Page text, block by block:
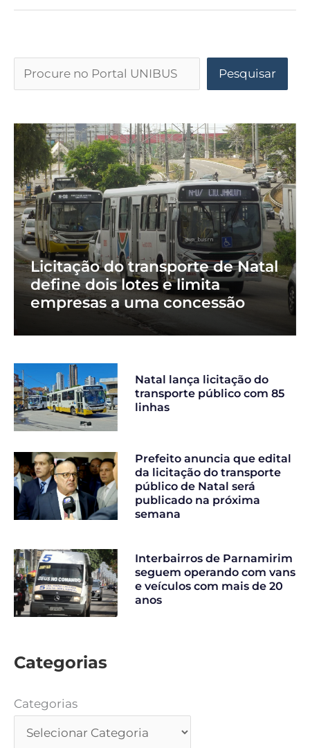
Pesquisar
Licitação do transporte de Natal
define dois lotes e limita
empresas a uma concessão
Natal lança licitação do
transporte público com 85
linhas
Prefeito anuncia que edital
da licitação do transporte
público de Natal será
publicado na próxima
semana
Interbairros de Parnamirim
seguem operando com vans
e veículos com mais de 20
anos
Categorias
Categorias